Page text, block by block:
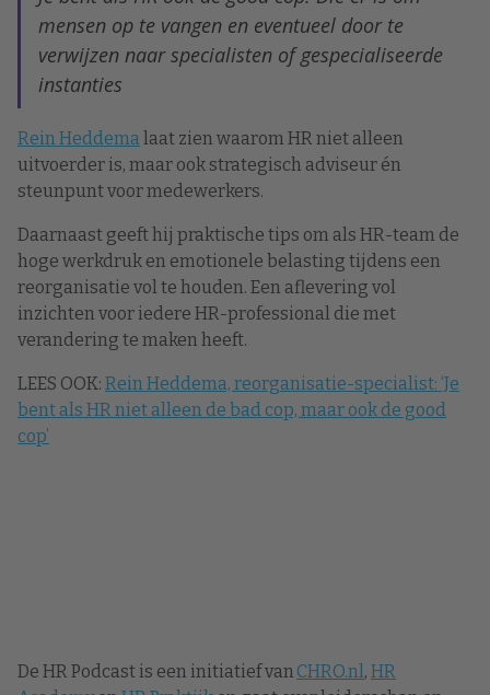
mensen op te vangen en eventueel door te
verwijzen naar specialisten of gespecialiseerde
instanties
Rein Heddema laat zien waarom HR niet alleen
uitvoerder is, maar ook strategisch adviseur én
steunpunt voor medewerkers.
Daarnaast geeft hij praktische tips om als HR-team de
hoge werkdruk en emotionele belasting tijdens een
reorganisatie vol te houden. Een aflevering vol
inzichten voor iedere HR-professional die met
verandering te maken heeft.
LEES OOK: Rein Heddema, reorganisatie-specialist: ‘Je
bent als HR niet alleen de bad cop, maar ook de good
cop’
De HR Podcast is een initiatief van CHRO.nl , HR